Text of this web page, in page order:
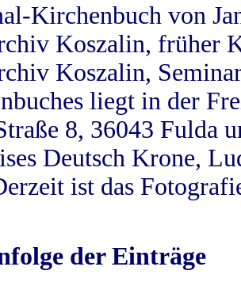
Kirchenbuch von
Koszalin, früher
Koszalin,
liegt in der
8, 36043 Fulda
Deutsch Krone,
ist das
der Einträge